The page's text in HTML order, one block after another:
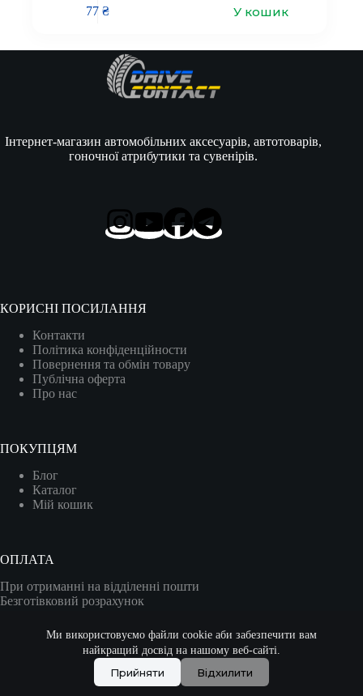
Ми використовуємо файли cookie аби забезпечити вам
найкращий досвід на нашому веб-сайті.
Прийняти Відхилити
77₴ У кошик
Інтернет-магазин автомобільних аксесуарів, автотоварів,
гоночної атрибутики та сувенірів.
КОРИСНІ ПОСИЛАННЯ
Контакти
Політика конфіденційности
Повернення та обмін товару
Публічна оферта
Про нас
ПОКУПЦЯМ
Блог
Каталог
Мій кошик
ОПЛАТА
При отриманні на відділенні пошти
Безготівковий розрахунок